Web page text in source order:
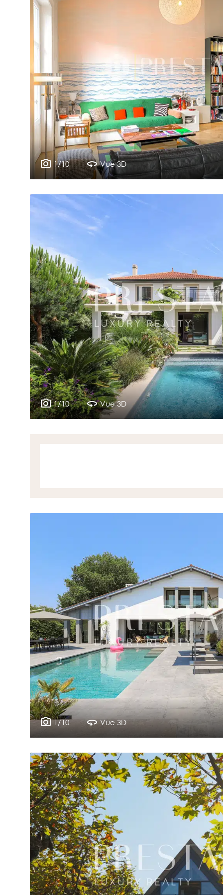
1/10 Vue 3D
1/10 Vue 3D
1/10 Vue 3D